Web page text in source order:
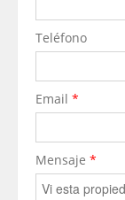
Teléfono
Email *
Mensaje *